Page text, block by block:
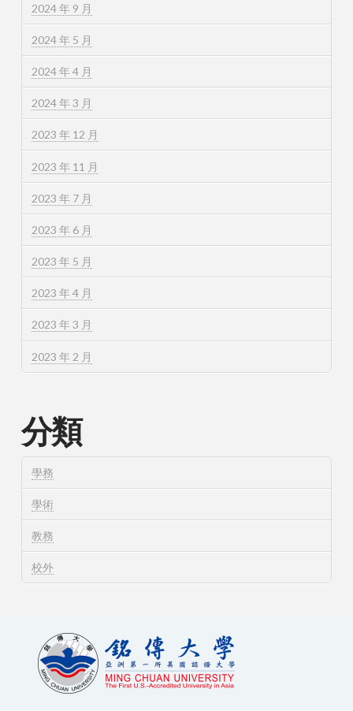
2024 年 9 月
2024 年 5 月
2024 年 4 月
2024 年 3 月
2023 年 12 月
2023 年 11 月
2023 年 7 月
2023 年 6 月
2023 年 5 月
2023 年 4 月
2023 年 3 月
2023 年 2 月
分類
學務
學術
教務
校外